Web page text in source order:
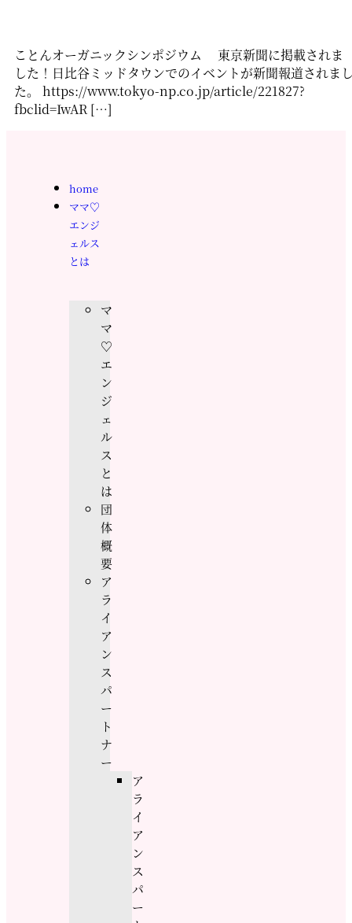
ことんオーガニックシンポジウム 東京新聞に掲載されま
した！日比谷ミッドタウンでのイベントが新聞報道されま
た。 https://www.tokyo-np.co.jp/article/221827?
fbclid=IwAR […]
home
ママ♡
エンジ
ェルス
とは
マ
マ
♡
エ
ン
ジ
ェ
ル
ス
と
は
団
体
概
要
ア
ラ
イ
ア
ン
ス
パ
ー
ト
ナ
ー
ア
ラ
イ
ア
ン
ス
パ
ー